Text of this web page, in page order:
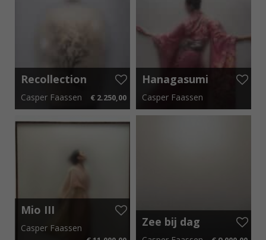
Recollection
Casper Faassen € 2.250,00
Hanagasumi
Casper Faassen
115 cm x 140 cm
Mio III
Casper Faassen Zee bij dag